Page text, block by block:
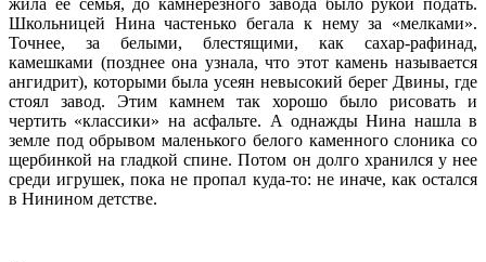
жила ее семья, до камнерезного завода было рукой подать.
Школьницей Нина частенько бегала к нему за «мелками».
Точнее, за белыми, блестящими, как сахар-рафинад,
камешками (позднее она узнала, что этот камень называется
ангидрит), которыми была усеян невысокий берег Двины, где
стоял завод. Этим камнем так хорошо было рисовать и
чертить «классики» на асфальте. А однажды Нина нашла в
земле под обрывом маленького белого каменного слоника со
щербинкой на гладкой спине. Потом он долго хранился у нее
среди игрушек, пока не пропал куда-то: не иначе, как остался
в Нинином детстве.